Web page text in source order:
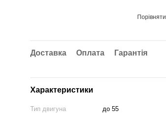
Порівняти
Доставка Оплата Гарантія
Характеристики
Тип двигуна
до 55